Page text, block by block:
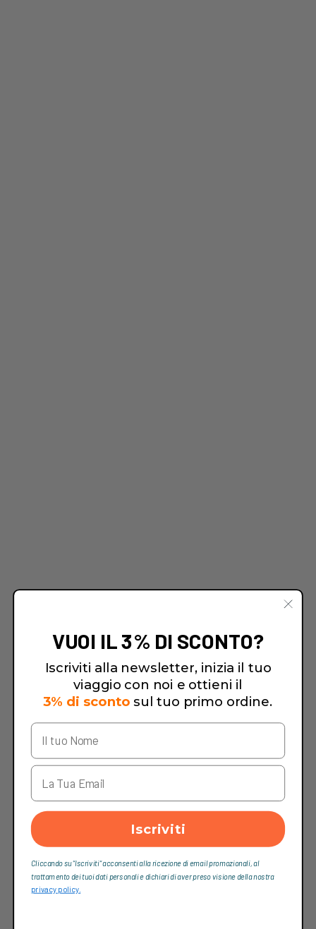
VUOI IL 3% DI SCONTO?
Iscriviti alla newsletter, inizia il tuo
viaggio con noi e ottieni il
3% di sconto sul tuo primo ordine.
Iscriviti
Cliccando su “Iscriviti“ acconsenti alla ricezione di email promozionali, al
trattamento dei tuoi dati personali e dichiari di aver preso visione della nostra
privacy policy.